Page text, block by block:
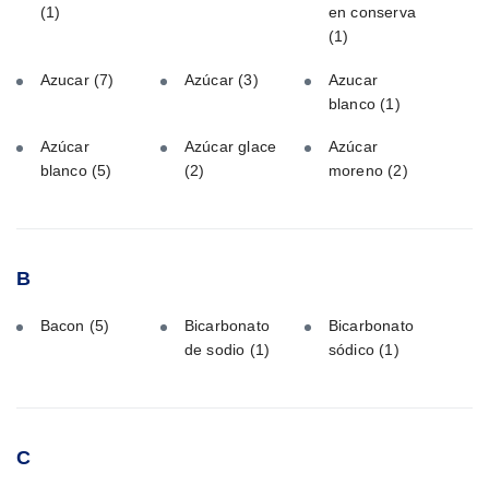
(1)
en conserva
(1)
Azucar (7) Azúcar(3)
Azucar
blanco(1)
Azúcar
blanco (5)
Azúcar glace
(2)
Azúcar
moreno(2)
B
Bacon (5)
Bicarbonato
de sodio (1)
Bicarbonato
sódico(1)
C